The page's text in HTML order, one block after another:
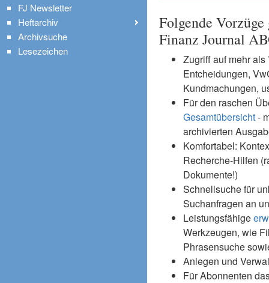
Folgende
Finanz Journal
Zugriff auf mehr
Entcheidungen,
Kundmachungen,
Für den raschen
Gesamtübersicht-
archivierten
Komfortabel:
Recherche-Hilfen
Dokumente!)
Schnellsuche für
Suchanfragen an
Leistungsfähige
Werkzeugen, wie
Phrasensuche
Anlegen und
Für Abonnenten
FJ Newsletter
Heftarchiv
Archivsuche
Lesezeichen